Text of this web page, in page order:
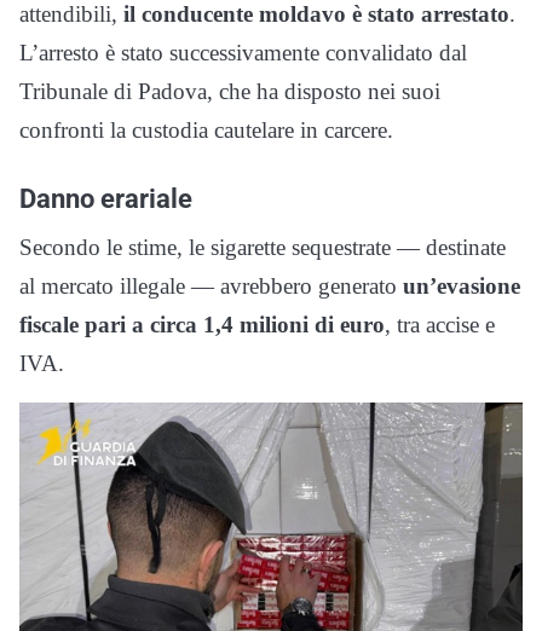
attendibili, il conducente moldavo è stato arrestato.
L’arresto è stato successivamente convalidato dal
Tribunale di Padova, che ha disposto nei suoi
confronti la custodia cautelare in carcere.
Danno erariale
Secondo le stime, le sigarette sequestrate — destinate
al mercato illegale — avrebbero generato un’evasione
fiscale pari a circa 1,4 milioni di euro, tra accise e
IVA.